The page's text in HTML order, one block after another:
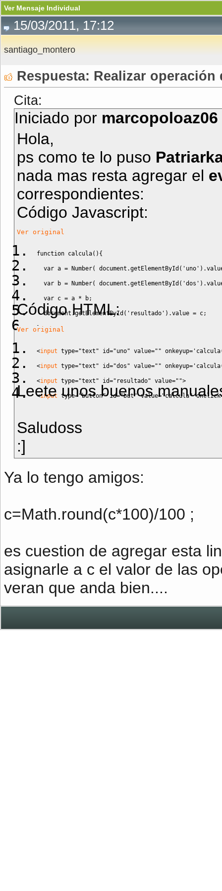
Ver Mensaje Individual
15/03/2011, 17:12
santiago_montero
Respuesta: Realizar
Cita:
Iniciado por marcopoloaz06
Hola,
ps como te lo puso
nada mas resta agregar el
correspondientes:
Código Javascript:
Ver original
function calcula( ) {
var a = Number( document.getElementById ( 'uno' ) .
var b = Number( document.getElementById ( 'dos' ) .
var c = a * b;
document.getElementById ( 'resultado' ) .value = c;
}
Código HTML:
Ver original
<input type="text" id="uno" value="" onkeyup=
<input type="text" id="dos" value="" onkeyup=
<input type="text" id="resultado" value="">
<input type="button" id="but" value="calcula" onclick
Leete unos buenos
Saludoss
:]
Ya lo tengo amigos:
c=Math.round(c*100)/100 ;
es cuestion de agregar esta
asignarle a c el valor de las
veran que anda bien....